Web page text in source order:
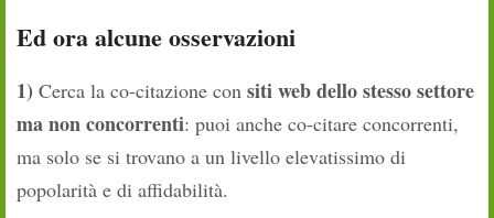
Ed ora alcune osservazioni
1) Cerca la co-citazione con siti web dello stesso settore
ma non concorrenti: puoi anche co-citare concorrenti,
ma solo se si trovano a un livello elevatissimo di
popolarità e di affidabilità.